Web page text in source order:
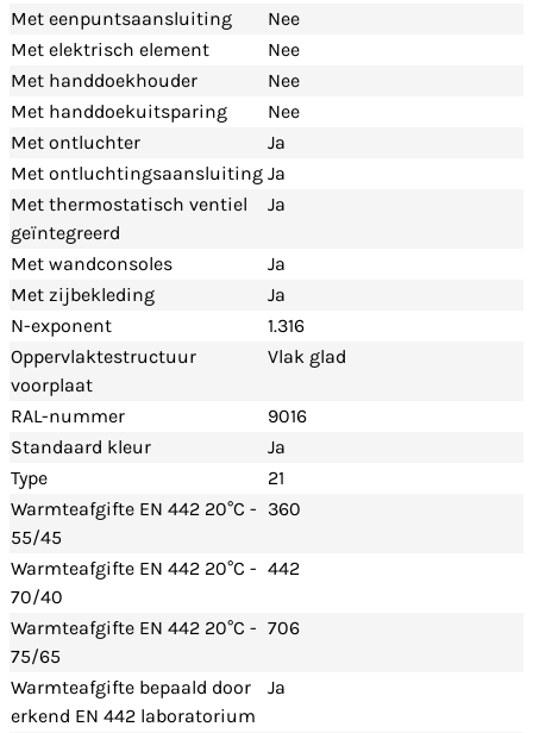
Met eenpuntsaansluiting
Nee
Met elektrisch element
Nee
Met handdoekhouder
Nee
Met handdoekuitsparing
Nee
Met ontluchter
Ja
Met ontluchtingsaansluiting Ja
Met thermostatisch ventiel
geïntegreerd
Ja
Met wandconsoles
Ja
Met zijbekleding
Ja
N-exponent
1.316
Oppervlaktestructuur
voorplaat
Vlak glad
RAL-nummer
9016
Standaard kleur
Ja
Type
21
Warmteafgifte EN 442 20°C -
55/45
360
Warmteafgifte EN 442 20°C -
70/40
442
Warmteafgifte EN 442 20°C -
75/65
706
Warmteafgifte bepaald door
erkend EN 442 laboratorium
Ja